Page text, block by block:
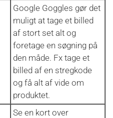
Google Goggles gør det
muligt at tage et billed
af stort set alt og
foretage en søgning på
den måde. Fx tage et
billed af en stregkode
og få alt af vide om
produktet.
Se en kort over